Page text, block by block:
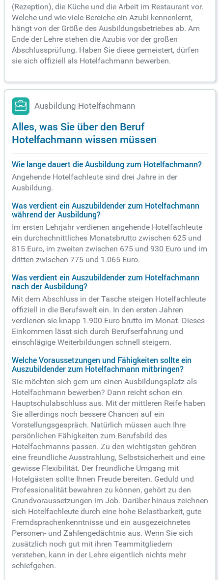
(Rezeption), die Küche und die Arbeit im Restaurant vor.
Welche und wie viele Bereiche ein Azubi kennenlernt,
hängt von der Größe des Ausbildungsbetriebes ab. Am
Ende der Lehre stehen die Azubis vor der großen
Abschlussprüfung. Haben Sie diese gemeistert, dürfen
sie sich offiziell als Hotelfachmann bewerben.
Ausbildung Hotelfachmann
Alles, was Sie über den Beruf
Hotelfachmann wissen müssen
Wie lange dauert die Ausbildung zum Hotelfachmann?
Angehende Hotelfachleute sind drei Jahre in der
Ausbildung.
Was verdient ein Auszubildender zum Hotelfachmann
während der Ausbildung?
Im ersten Lehrjahr verdienen angehende Hotelfachleute
ein durchschnittliches Monatsbrutto zwischen 625 und
815 Euro, im zweiten zwischen 675 und 930 Euro und im
dritten zwischen 775 und 1.065 Euro.
Was verdient ein Auszubildender zum Hotelfachmann
nach der Ausbildung?
Mit dem Abschluss in der Tasche steigen Hotelfachleute
offiziell in die Berufswelt ein. In den ersten Jahren
verdienen sie knapp 1.900 Euro brutto im Monat. Dieses
Einkommen lässt sich durch Berufserfahrung und
einschlägige Weiterbildungen schnell steigern.
Welche Voraussetzungen und Fähigkeiten sollte ein
Auszubildender zum Hotelfachmann mitbringen?
Sie möchten sich gern um einen Ausbildungsplatz als
Hotelfachmann bewerben? Dann reicht schon ein
Hauptschulabschluss aus. Mit der mittleren Reife haben
Sie allerdings noch bessere Chancen auf ein
Vorstellungsgespräch. Natürlich müssen auch Ihre
persönlichen Fähigkeiten zum Berufsbild des
Hotelfachmanns passen. Zu den wichtigsten gehören
eine freundliche Ausstrahlung, Selbstsicherheit und eine
gewisse Flexibilität. Der freundliche Umgang mit
Hotelgästen sollte Ihnen Freude bereiten. Geduld und
Professionalität bewahren zu können, gehört zu den
Grundvoraussetzungen im Job. Darüber hinaus zeichnen
sich Hotelfachleute durch eine hohe Belastbarkeit, gute
Fremdsprachenkenntnisse und ein ausgezeichnetes
Personen- und Zahlengedächtnis aus. Wenn Sie sich
zusätzlich noch gut mit ihren Teammitgliedern
verstehen, kann in der Lehre eigentlich nichts mehr
schiefgehen.